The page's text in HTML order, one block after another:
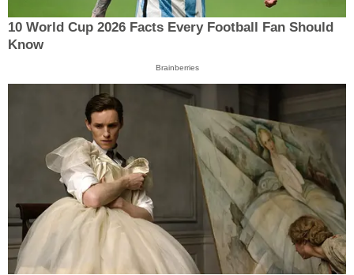
10 World Cup 2026 Facts Every Football Fan Should
Know
Brainberries